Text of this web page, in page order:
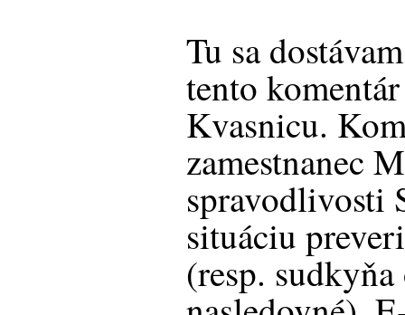
Tu sa
tento
Kvasnicu.
zamestnanec
spravodlivosti
situáciu
(resp.